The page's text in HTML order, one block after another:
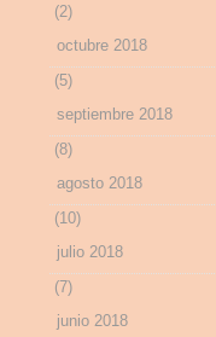
(2)
octubre 2018
(5)
septiembre 2018
(8)
agosto 2018
(10)
julio 2018
(7)
junio 2018